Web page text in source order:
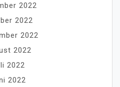
2022
2022
2022
2022
2022
2022